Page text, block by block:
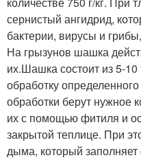
сернистый ангидрид,
бактерии, вирусы и
На грызунов шашка
их.Шашка состоит из 5-10
обработку
обработки берут нужное
их с помощью фитиля и
закрытой теплице. При
дыма, который